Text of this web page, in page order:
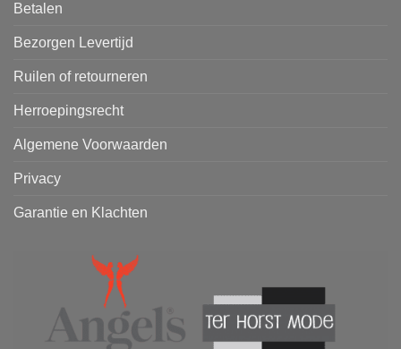
Betalen
Bezorgen Levertijd
Ruilen of retourneren
Herroepingsrecht
Algemene Voorwaarden
Privacy
Garantie en Klachten